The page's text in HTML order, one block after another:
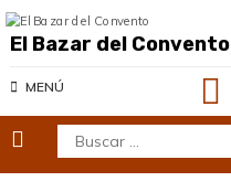
Saltar
al
contenido
El Bazar del Convento
MENÚ
Buscar: